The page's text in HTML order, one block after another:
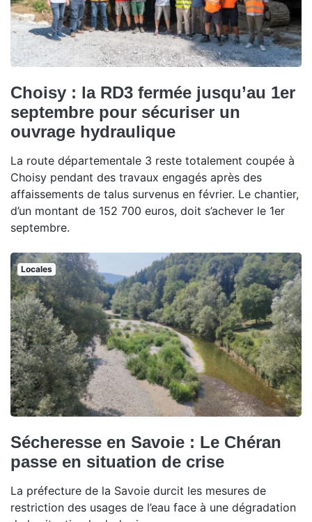
Choisy : la RD3 fermée jusqu’au 1er
septembre pour sécuriser un
ouvrage hydraulique
La route départementale 3 reste totalement coupée à
Choisy pendant des travaux engagés après des
affaissements de talus survenus en février. Le chantier,
d’un montant de 152 700 euros, doit s’achever le 1er
septembre.
Locales
Sécheresse en Savoie : Le Chéran
passe en situation de crise
La préfecture de la Savoie durcit les mesures de
restriction des usages de l’eau face à une dégradation